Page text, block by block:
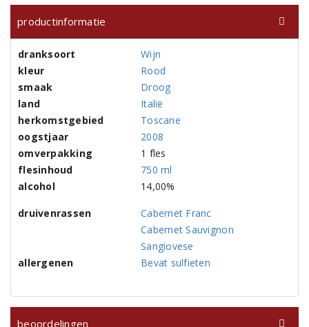
productinformatie
dranksoort
Wijn
kleur
Rood
smaak
Droog
land
Italië
herkomstgebied
Toscane
oogstjaar
2008
omverpakking
1 fles
flesinhoud
750 ml
alcohol
14,00%
druivenrassen
Cabernet Franc
Cabernet Sauvignon
Sangiovese
allergenen
Bevat sulfieten
beoordelingen